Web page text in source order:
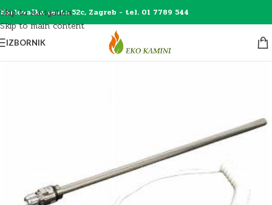
Skip to navigation
Skip to main content
Karlovačka cesta 52c, Zagreb - tel. 01 7789 544
IZBORNIK